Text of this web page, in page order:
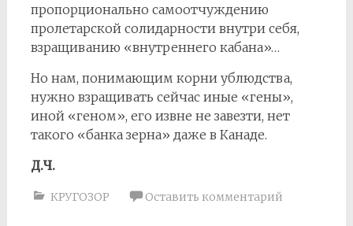
пропорционально самоотчуждению
пролетарской солидарности внутри себя,
взращиванию «внутреннего кабана»…
Но нам, понимающим корни ублюдства,
нужно взращивать сейчас иные «гены»,
иной «геном», его извне не завезти, нет
такого «банка зерна» даже в Канаде.
Д.Ч.
КРУГОЗОР Оставить комментарий